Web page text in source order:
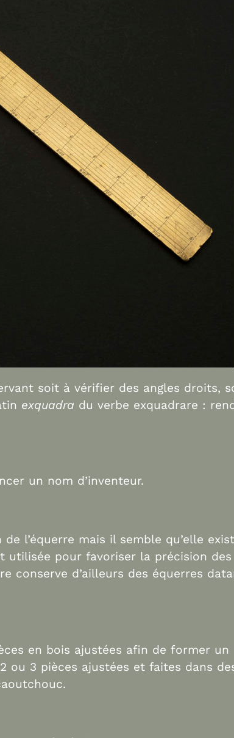
soit à vérifier des angles droits,
exquadra du verbe exquadrare :
un nom d’inventeur.
l’équerre mais il semble qu’elle
utilisée pour favoriser la précision des
conserve d’ailleurs des équerres
en bois ajustées afin de former un
ou 3 pièces ajustées et faites dans